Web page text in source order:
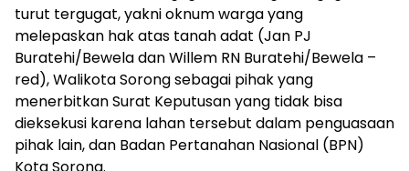
turut tergugat, yakni oknum warga yang
melepaskan hak atas tanah adat (Jan PJ
Buratehi/Bewela dan Willem RN Buratehi/Bewela –
red), Walikota Sorong sebagai pihak yang
menerbitkan Surat Keputusan yang tidak bisa
dieksekusi karena lahan tersebut dalam penguasaan
pihak lain, dan Badan Pertanahan Nasional (BPN)
Kota Sorong.